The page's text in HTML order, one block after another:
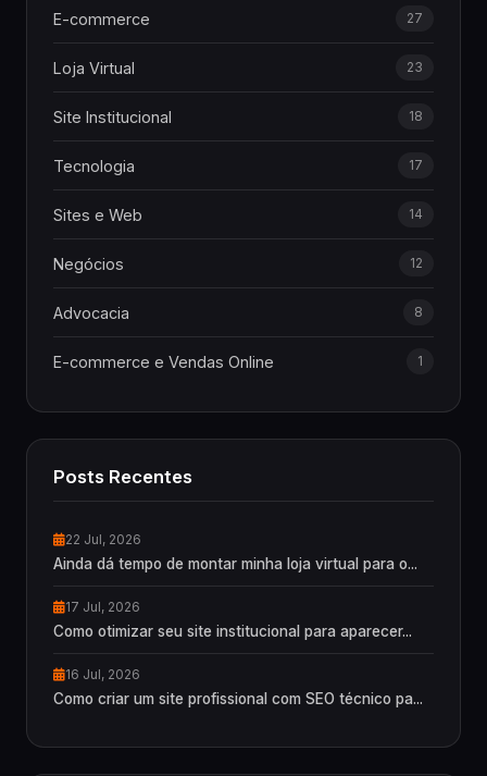
E-commerce 27
Loja Virtual 23
Site Institucional 18
Tecnologia 17
Sites e Web 14
Negócios 12
Advocacia 8
E-commerce e Vendas Online 1
Posts Recentes
22 Jul, 2026
Ainda dá tempo de montar minha loja virtual para o...
17 Jul, 2026
Como otimizar seu site institucional para aparecer...
16 Jul, 2026
Como criar um site profissional com SEO técnico pa...